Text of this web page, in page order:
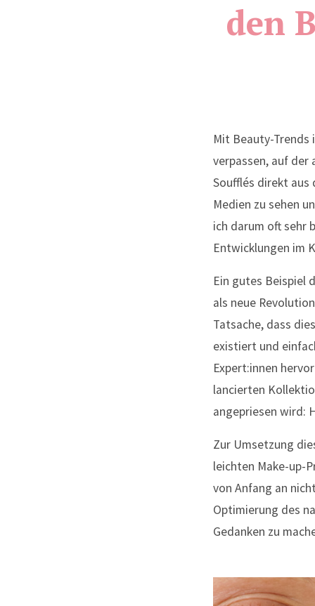
den
Mit Beauty-Trends
verpassen, auf der
Soufflés direkt aus
Medien zu sehen
ich darum oft sehr
Entwicklungen im
Ein gutes Beispiel
als neue
Tatsache, dass
existiert und
Expert:innen
lancierten
angepriesen wird:
Zur Umsetzung
leichten Make-up-
von Anfang an
Optimierung des
Gedanken zu